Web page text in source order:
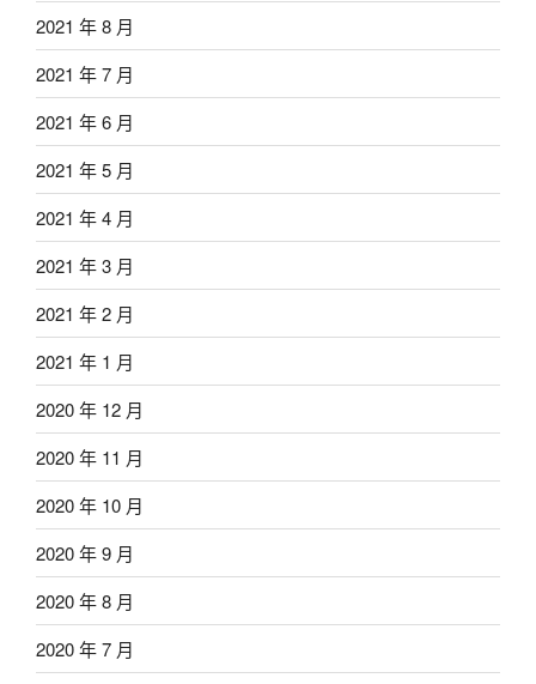
2021 年 8 月
2021 年 7 月
2021 年 6 月
2021 年 5 月
2021 年 4 月
2021 年 3 月
2021 年 2 月
2021 年 1 月
2020 年 12 月
2020 年 11 月
2020 年 10 月
2020 年 9 月
2020 年 8 月
2020 年 7 月